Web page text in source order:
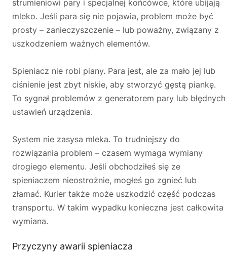
strumieniowi pary i specjalnej końcówce, które ubijają
mleko. Jeśli para się nie pojawia, problem może być
prosty – zanieczyszczenie – lub poważny, związany z
uszkodzeniem ważnych elementów.
Spieniacz nie robi piany. Para jest, ale za mało jej lub
ciśnienie jest zbyt niskie, aby stworzyć gęstą piankę.
To sygnał problemów z generatorem pary lub błędnych
ustawień urządzenia.
System nie zasysa mleka. To trudniejszy do
rozwiązania problem – czasem wymaga wymiany
drogiego elementu. Jeśli obchodziłeś się ze
spieniaczem nieostrożnie, mogłeś go zgnieć lub
złamać. Kurier także może uszkodzić część podczas
transportu. W takim wypadku konieczna jest całkowita
wymiana.
Przyczyny awarii spieniacza